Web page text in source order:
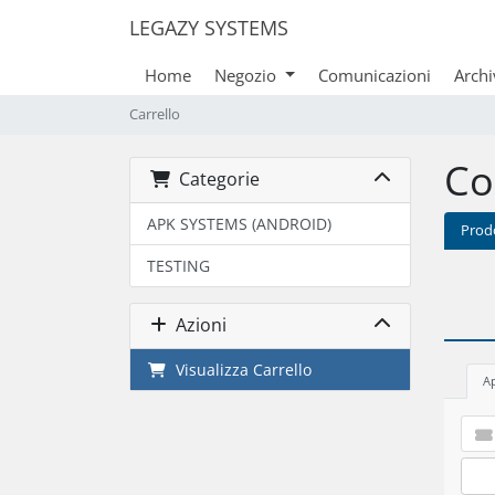
LEGAZY SYSTEMS
Home Negozio Comunicazioni
Carrello
Categorie
APK SYSTEMS (ANDROID)
TESTING
Azioni
Visualizza Carrello